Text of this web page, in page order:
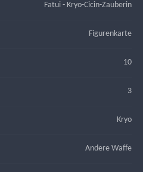
Fatui - Kryo-Cicin-Zauberin
Figurenkarte
10
3
Kryo
Andere Waffe